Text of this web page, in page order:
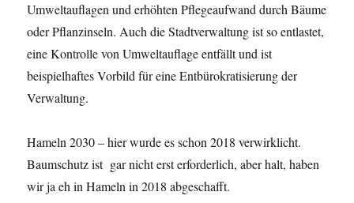
Umweltauflagen und erhöhten Pflegeaufwand durch Bäume
oder Pflanzinseln. Auch die Stadtverwaltung ist so entlastet,
eine Kontrolle von Umweltauflage entfällt und ist
beispielhaftes Vorbild für eine Entbürokratisierung der
Verwaltung.
Hameln 2030 – hier wurde es schon 2018 verwirklicht.
Baumschutz ist gar nicht erst erforderlich, aber halt, haben
wir ja eh in Hameln in 2018 abgeschafft.